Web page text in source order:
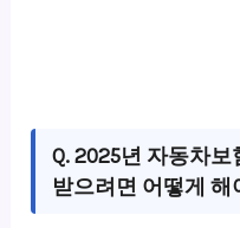
Q. 2025년 자동차
받으려면 어떻게 해